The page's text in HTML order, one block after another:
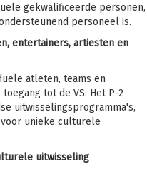
gekwalificeerde personen,
personeel is.
entertainers, artiesten en
atleten, teams en
tot de VS. Het P-2
uitwisselingsprogramma's,
unieke culturele
uitwisseling